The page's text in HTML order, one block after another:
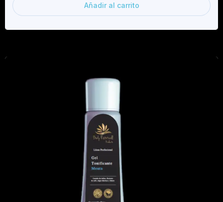
Añadir al carrito